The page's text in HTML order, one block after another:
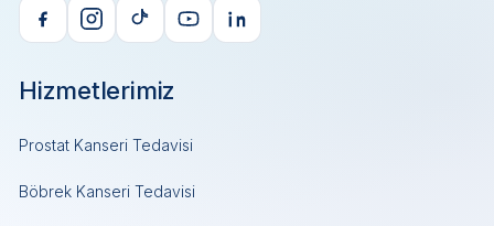
Hizmetlerimiz
Prostat Kanseri Tedavisi
Böbrek Kanseri Tedavisi